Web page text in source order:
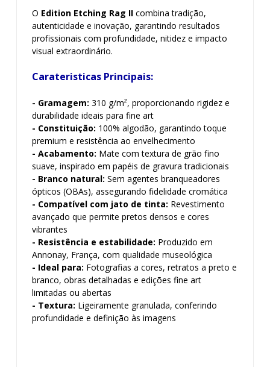
O Edition Etching Rag II combina tradição,
autenticidade e inovação, garantindo resultados
profissionais com profundidade, nitidez e impacto
visual extraordinário.
Carateristicas Principais:
- Gramagem: 310 g/m², proporcionando rigidez e
durabilidade ideais para fine art
- Constituição: 100% algodão, garantindo toque
premium e resistência ao envelhecimento
- Acabamento: Mate com textura de grão fino
suave, inspirado em papéis de gravura tradicionais
- Branco natural: Sem agentes branqueadores
ópticos (OBAs), assegurando fidelidade cromática
- Compatível com jato de tinta: Revestimento
avançado que permite pretos densos e cores
vibrantes
- Resistência e estabilidade: Produzido em
Annonay, França, com qualidade museológica
- Ideal para: Fotografias a cores, retratos a preto e
branco, obras detalhadas e edições fine art
limitadas ou abertas
- Textura: Ligeiramente granulada, conferindo
profundidade e definição às imagens